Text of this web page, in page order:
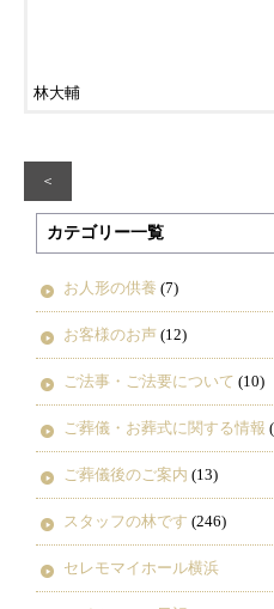
林大輔
＜
カテゴリー一覧
お人形の供養 (7)
お客様のお声 (12)
ご法事・ご法要について (10)
ご葬儀・お葬式に関する情報
ご葬儀後のご案内 (13)
スタッフの林です (246)
セレモマイホール横